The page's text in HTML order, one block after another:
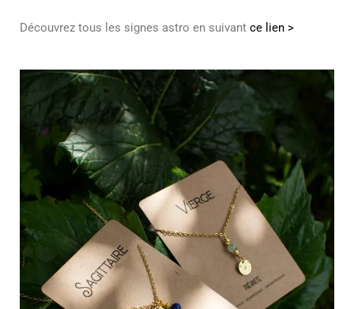
Découvrez tous les signes astro en suivant ce lien >